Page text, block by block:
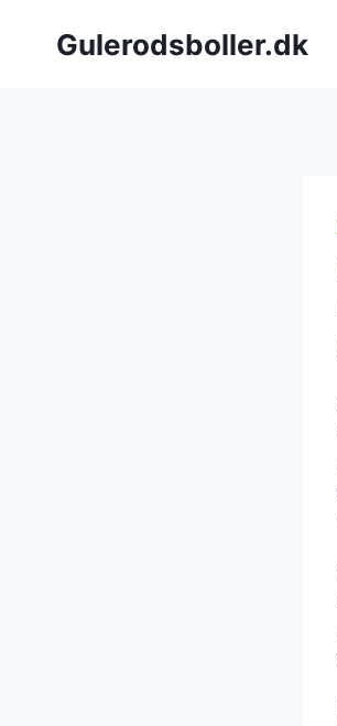
Gulerodsboller.dk